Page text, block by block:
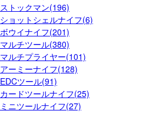
ストックマン(196)
ショットシェルナイフ(6)
ボウイナイフ(201)
マルチツール(380)
マルチプライヤー(101)
アーミーナイフ(128)
EDCツール(91)
カードツールナイフ(25)
ミニツールナイフ(27)